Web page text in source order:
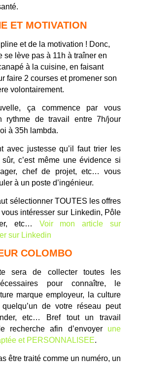
ET MOTIVATION
et de la motivation ! Donc,
se lève pas à 11h à traîner en
à la cuisine, en faisant
faire 2 courses et promener son
volontairement.
ça commence par vous
rythme de travail entre 7h/jour
à 35h lambda.
avec justesse qu’il faut trier les
sûr, c’est même une évidence si
chef de projet, etc… vous
à un poste d’ingénieur.
sélectionner TOUTES les offres
intéresser sur Linkedin, Pôle
etc… Voir mon article sur
sur Linkedin
COLOMBO
sera de collecter toutes les
pour connaître, le
marque employeur, la culture
quelqu’un de votre réseau peut
etc… Bref tout un travail
recherche afin d’envoyerune
et PERSONNALISEE.
être traité comme un numéro, un